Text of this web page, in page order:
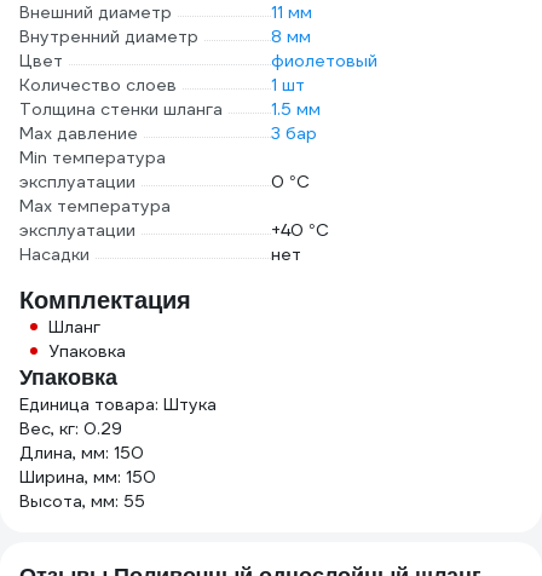
Внешний диаметр
11 мм
Внутренний диаметр
8 мм
Цвет
фиолетовый
Количество слоев
1 шт
Толщина стенки шланга
1.5 мм
Max давление
3 бар
Min температура
эксплуатации
0 °С
Мах температура
эксплуатации
+40 °С
Насадки
нет
Комплектация
Шланг
Упаковка
Упаковка
Единица товара: Штука
Вес, кг: 0.29
Длина, мм: 150
Ширина, мм: 150
Высота, мм: 55